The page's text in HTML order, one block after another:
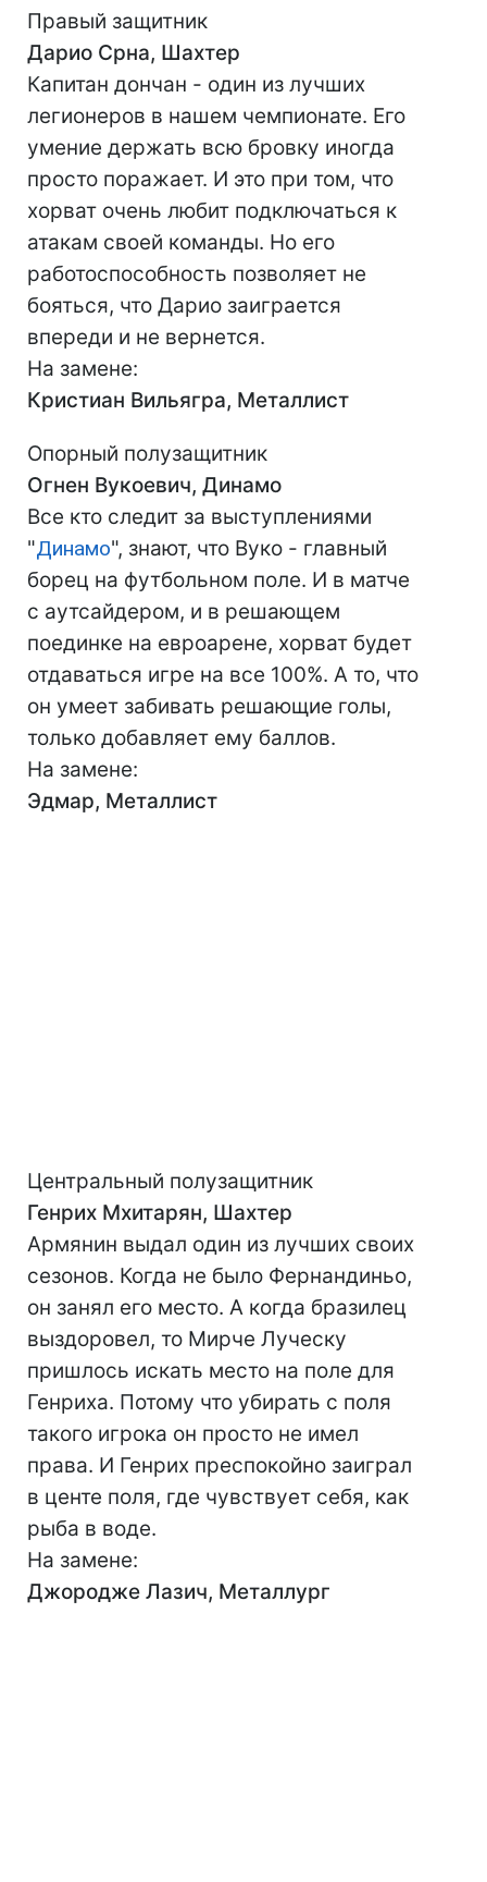
Правый защитник
Дарио Срна, Шахтер
Капитан дончан - один из лучших
легионеров в нашем чемпионате. Его
умение держать всю бровку иногда
просто поражает. И это при том, что
хорват очень любит подключаться к
атакам своей команды. Но его
работоспособность позволяет не
бояться, что Дарио заиграется
впереди и не вернется.
На замене:
Кристиан Вильягра, Металлист
Опорный полузащитник
Огнен Вукоевич, Динамо
Все кто следит за выступлениями
"Динамо", знают, что Вуко - главный
борец на футбольном поле. И в матче
с аутсайдером, и в решающем
поединке на евроарене, хорват будет
отдаваться игре на все 100%. А то, что
он умеет забивать решающие голы,
только добавляет ему баллов.
На замене:
Эдмар, Металлист
Центральный полузащитник
Генрих Мхитарян, Шахтер
Армянин выдал один из лучших своих
сезонов. Когда не было Фернандиньо,
он занял его место. А когда бразилец
выздоровел, то Мирче Луческу
пришлось искать место на поле для
Генриха. Потому что убирать с поля
такого игрока он просто не имел
права. И Генрих преспокойно заиграл
в центе поля, где чувствует себя, как
рыба в воде.
На замене:
Джородже Лазич, Металлург